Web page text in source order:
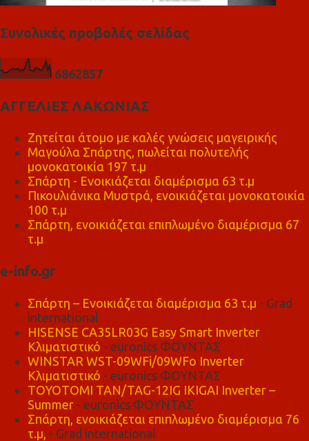
Συνολικές προβολές σελίδας
6862857
ΑΓΓΕΛΙΕΣ ΛΑΚΩΝΙΑΣ
Ζητείται άτομο με καλές γνώσεις μαγειρικής
Μαγούλα Σπάρτης, πωλείται πολυτελής
μονοκατοικία 197 τ.μ
Σπάρτη - Ενοικιάζεται διαμέρισμα 63 τ.μ
Πικουλιάνικα Μυστρά, ενοικιάζεται μονοκατοικία
100 τ.μ
Σπάρτη, ενοικιάζεται επιπλωμένο διαμέρισμα 67
τ.μ
e-info.gr
Σπάρτη – Ενοικιάζεται διαμέρισμα 63 τ.μ - Grad
international
HISENSE CA35LR03G Easy Smart Inverter
Κλιματιστικό - euronics ΦΟΥΝΤΑΣ
WINSTAR WST-09WFi/09WFo Inverter
Κλιματιστικό - euronics ΦΟΥΝΤΑΣ
TOYOTOMI TAN/TAG-12IG IKIGAI Inverter –
Summer - euronics ΦΟΥΝΤΑΣ
Σπάρτη, ενοικιάζεται επιπλωμένο διαμέρισμα 76
τ.μ, - Grad international